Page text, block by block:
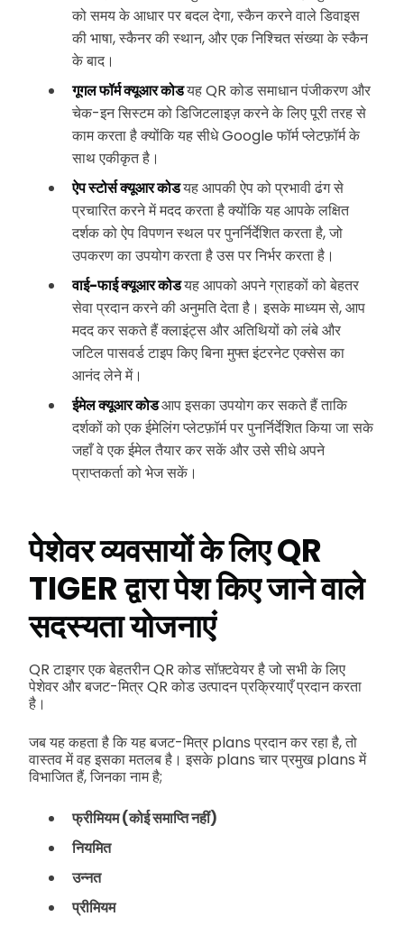
को समय के आधार पर बदल देगा, स्कैन करने वाले डिवाइस
की भाषा, स्कैनर की स्थान, और एक निश्चित संख्या के स्कैन
के बाद।
गूगल फॉर्म क्यूआर कोडयह QR कोड समाधान पंजीकरण और
चेक-इन सिस्टम को डिजिटलाइज़ करने के लिए पूरी तरह से
काम करता है क्योंकि यह सीधे Google फॉर्म प्लेटफ़ॉर्म के
साथ एकीकृत है।
ऐप स्टोर्स क्यूआर कोडयह आपकी ऐप को प्रभावी ढंग से
प्रचारित करने में मदद करता है क्योंकि यह आपके लक्षित
दर्शक को ऐप विपणन स्थल पर पुनर्निर्देशित करता है, जो
उपकरण का उपयोग करता है उस पर निर्भर करता है।
वाई-फाई क्यूआर कोडयह आपको अपने ग्राहकों को बेहतर
सेवा प्रदान करने की अनुमति देता है। इसके माध्यम से, आप
मदद कर सकते हैं क्लाइंट्स और अतिथियों को लंबे और
जटिल पासवर्ड टाइप किए बिना मुफ्त इंटरनेट एक्सेस का
आनंद लेने में।
ईमेल क्यूआर कोडआप इसका उपयोग कर सकते हैं ताकि
दर्शकों को एक ईमेलिंग प्लेटफ़ॉर्म पर पुनर्निर्देशित किया जा सके
जहाँ वे एक ईमेल तैयार कर सकें और उसे सीधे अपने
प्राप्तकर्ता को भेज सकें।
पेशेवर व्यवसायों के लिए QR
TIGER द्वारा पेश किए जाने वाले
सदस्यता योजनाएं
QR टाइगर एक बेहतरीन QR कोड सॉफ़्टवेयर है जो सभी के लिए
पेशेवर और बजट-मित्र QR कोड उत्पादन प्रक्रियाएँ प्रदान करता
है।
जब यह कहता है कि यह बजट-मित्र plans प्रदान कर रहा है, तो
वास्तव में वह इसका मतलब है। इसके plans चार प्रमुख plans में
विभाजित हैं, जिनका नाम है;
फ्रीमियम (कोई समाप्ति नहीं)
नियमित
उन्नत
प्रीमियम